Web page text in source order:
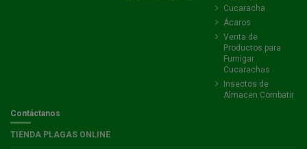
Cucaracha
Ácaros
Venta de
Productos para
Fumigar
Cucarachas
Insectos de
Almacen Combatir
Contáctanos
TIENDA PLAGAS ONLINE